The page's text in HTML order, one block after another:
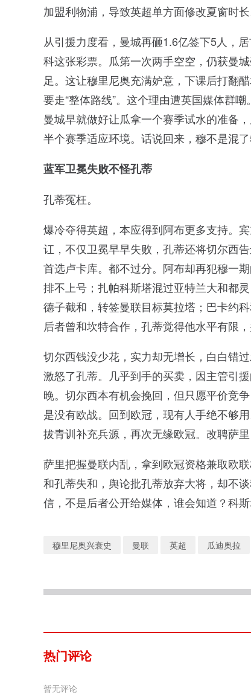
加盟利物浦，导致英超单方面修改夏窗时长
从引援力度看，曼城再砸1.6亿签下5人，
科这张彩票。瓜第一次两手空空，仍获曼
足。这让穆里尼奥充满妒意，下课后打翻
要走“整体路线”。这个理由遭英国媒体群
曼城早就做好让瓜拿一个赛季试水的准
半个赛季适应环境。话说回来，穆不是混
蓝军卫冕失败不怪孔蒂
孔蒂冤枉。
爆冷夺得英超，本应得到阿布更多支持。
讧，不仅卫冕早早失败，孔蒂还将切尔西
首选卢卡库。都不过分。阿布却再犯穆一
排不上号；扎帕科斯塔混过亚特兰大和都
德子截和，转签曼联目标莫拉塔；巴卡约
后者曾和坎特合作，孔蒂觉得他水平有限
切尔西钱没少花，实力却无增长，白白错
激怒了孔蒂。几乎到手的买卖，因主管引
晚。切尔西本有机会挽回，但只愿平价竞
是没有欧战。回到欧冠，现有人手绝不够
拔青训补充兵源，再次无缘欧冠。改聘萨里
萨里把握曼联内乱，拿到欧冠资格兼取欧
和孔蒂失和，舆论批孔蒂放弃大将，却不
信，不是后者公开给媒体，谁会知道？科斯
穆里尼奥兴衰史 曼联 英超 瓜迪奥拉
热门评论
暂无评论